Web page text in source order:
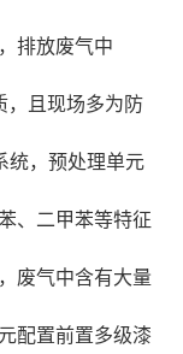
排放废气中
，且现场多为防
统，预处理单元
、二甲苯等特征
废气中含有大量
配置前置多级漆